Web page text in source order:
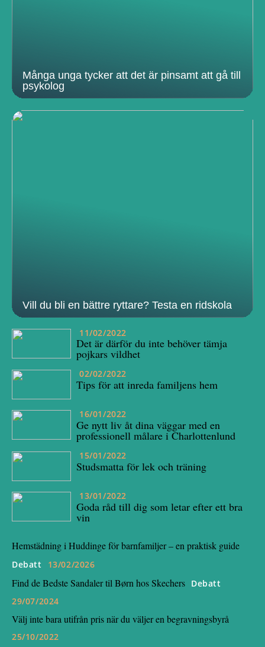
Många unga tycker att det är pinsamt att gå till
psykolog
Vill du bli en bättre ryttare? Testa en ridskola
11/02/2022
Det är därför du inte behöver tämja
pojkars vildhet
02/02/2022
Tips för att inreda familjens hem
16/01/2022
Ge nytt liv åt dina väggar med en
professionell målare i Charlottenlund
15/01/2022
Studsmatta för lek och träning
13/01/2022
Goda råd till dig som letar efter ett bra
vin
Hemstädning i Huddinge för barnfamiljer – en praktisk guide
Debatt 13/02/2026
Find de Bedste Sandaler til Børn hos Skechers Debatt
29/07/2024
Välj inte bara utifrån pris när du väljer en begravningsbyrå
25/10/2022